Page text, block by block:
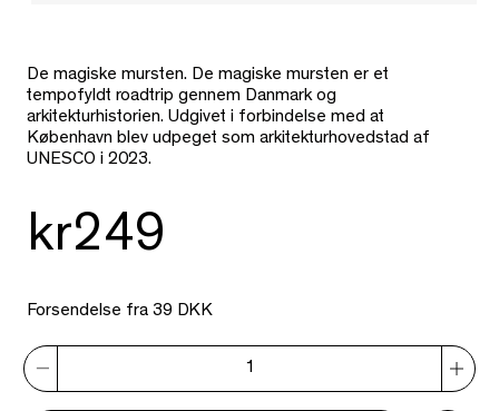
De magiske mursten. De magiske mursten er et
tempofyldt roadtrip gennem Danmark og
arkitekturhistorien. Udgivet i forbindelse med at
København blev udpeget som arkitekturhovedstad af
UNESCO i 2023.
kr249
Forsendelse fra 39 DKK